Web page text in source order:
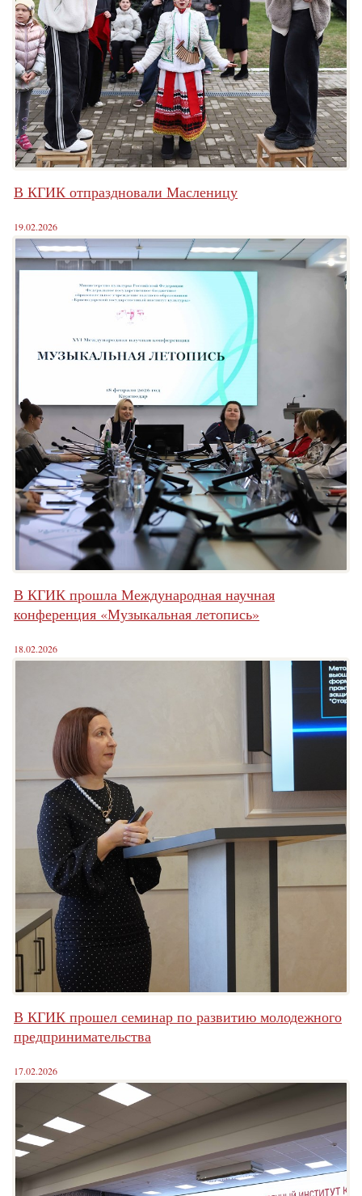
В КГИК отпраздновали Масленицу
19.02.2026
В КГИК прошла Международная научная
конференция «Музыкальная летопись»
18.02.2026
В КГИК прошел семинар по развитию молодежного
предпринимательства
17.02.2026